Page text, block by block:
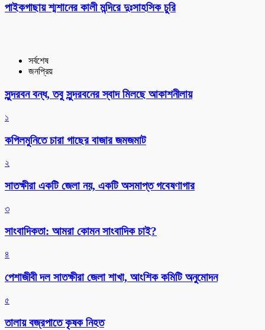
পাইকগাছায় শ্মশানের কালী মন্দিরে দুঃসাহসিক চুরি
সর্বশেষ
জনপ্রিয়
সুন্দরবন বন্ধ, তবু সুন্দরবনের স্বাদ মিলছে আকাশনীলায়
১
কপিলমুনিতে চারা গাছের বাজার জমজমাট
২
সাতক্ষীরা একটি জেলা নয়, একটি অসমাপ্ত গবেষণাগার
৩
সাংবাদিকতা: আমরা কোমন সাংবাদিক চাই?
৪
পেশাজীবী দল সাতক্ষীরা জেলা শাখা, আংশিক কমিটি অনুমোদন
৫
তালায় বজ্রপাতে কৃষক নিহত